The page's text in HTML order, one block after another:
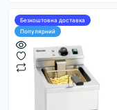
Безкоштовна доставка
Популярний